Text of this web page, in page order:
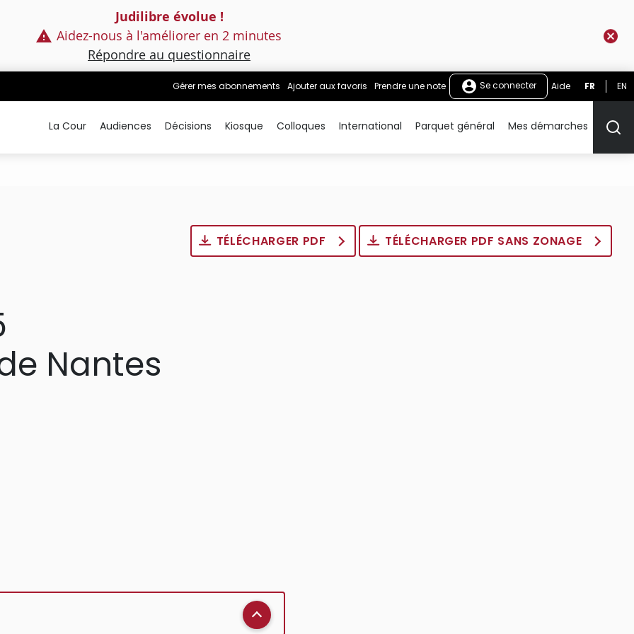
Judilibre évolue !
Aidez-nous à l'améliorer en 2 minutes
Répondre au questionnaire
Gérer mes abonnements Ajouter aux favoris Prendre une note Se connecter Aide FR EN
La Cour Audiences Décisions Kiosque Colloques International Parquet général Mes démarches
TÉLÉCHARGER PDF TÉLÉCHARGER PDF SANS ZONAGE
Nantes